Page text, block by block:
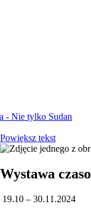
- Nie tylko Sudan
Powiększ tekst
Wystawa
19.10 – 30.11.2024